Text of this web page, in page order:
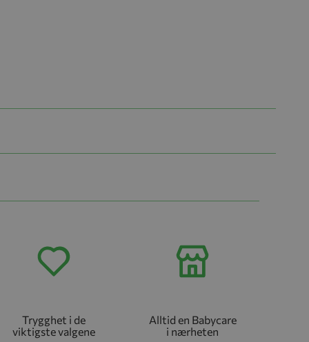
Trygghet i de
viktigste valgene
Alltid en Babycare
i nærheten